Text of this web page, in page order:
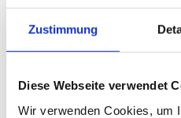
Zustimmung
Diese Webseite verwendet
Wir verwenden Cookies, um
während des ganzen
ist mit den
Atmung nicht verwandt
Die CranioSacrale